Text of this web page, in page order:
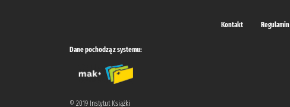
Kontakt Regulamin
Dane pochodzą z systemu:
© 2019 Instytut Książki